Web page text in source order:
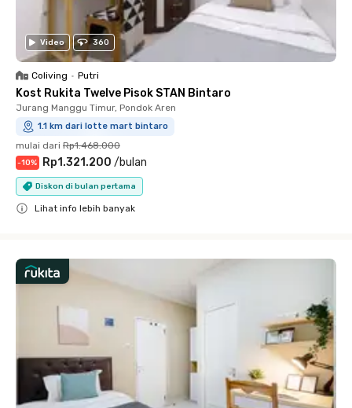
Video 360
Coliving • Putri
Kost Rukita Twelve Pisok STAN Bintaro
Jurang Manggu Timur, Pondok Aren
1.1 km dari lotte mart bintaro
mulai dari Rp1.468.000
-10% Rp1.321.200 /bulan
Diskon di bulan pertama
Lihat info lebih banyak